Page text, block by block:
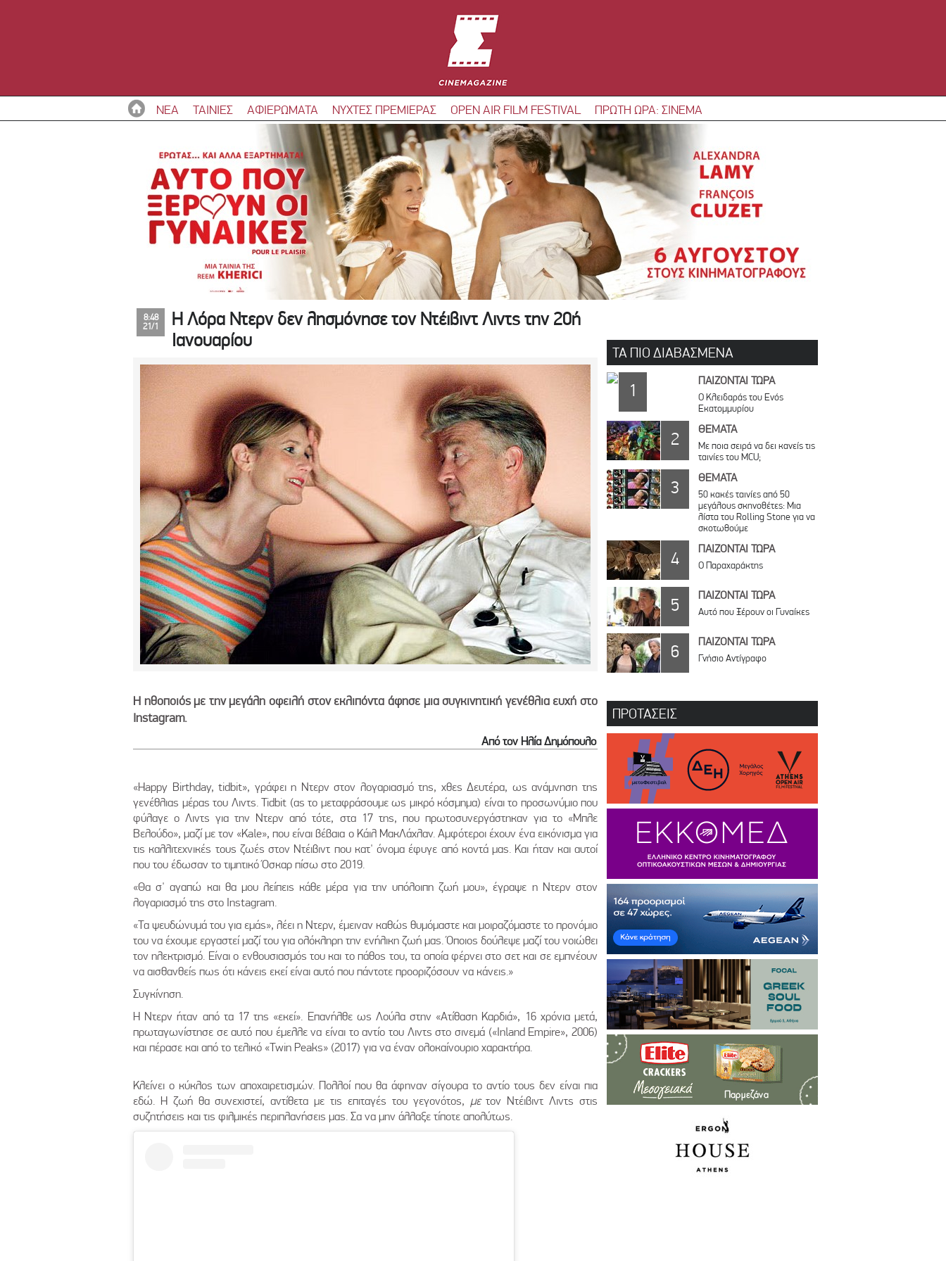
ΝΕΑ ΤΑΙΝΙΕΣ ΑΦΙΕΡΩΜΑΤΑ ΝΥΧΤΕΣ ΠΡΕΜΙΕΡΑΣ OPEN AIR FILM FESTIVAL ΠΡΩΤΗ ΩΡΑ: ΣΙΝΕΜΑ
8:48
21/1
Η Λόρα Ντερν δεν λησμόνησε τον Ντέιβιντ Λιντς την 20ή
Ιανουαρίου
Η ηθοποιός με την μεγάλη οφειλή στον εκλιπόντα άφησε μια συγκινητική γενέθλια ευχή στο
Instagram.
Από τον Ηλία Δημόπουλο
«Happy Birthday, tidbit», γράφει η Ντερν στον λογαριασμό της, χθες Δευτέρα, ως ανάμνηση της
γενέθλιας μέρας του Λιντς. Tidbit (ας το μεταφράσουμε ως μικρό κόσμημα) είναι το προσωνύμιο που
φύλαγε ο Λιντς για την Ντερν από τότε, στα 17 της, που πρωτοσυνεργάστηκαν για το «Μπλε
Βελούδο», μαζί με τον «Kale», που είναι βέβαια ο Κάιλ ΜακΛάχλαν. Αμφότεροι έχουν ένα εικόνισμα για
τις καλλιτεχνικές τους ζωές στον Ντέιβιντ που κατ' όνομα έφυγε από κοντά μας. Και ήταν και αυτοί
που του έδωσαν το τιμητικό Όσκαρ πίσω στο 2019.
«Θα σ' αγαπώ και θα μου λείπεις κάθε μέρα για την υπόλοιπη ζωή μου», έγραψε η Ντερν στον
λογαριασμό της στο Instagram.
«Τα ψευδώνυμά του για εμάς», λέει η Ντερν, έμειναν καθώς θυμόμαστε και μοιραζόμαστε το προνόμιο
του να έχουμε εργαστεί μαζί του για ολόκληρη την ενήλικη ζωή μας. Όποιος δούλεψε μαζί του νοιώθει
τον ηλεκτρισμό. Είναι ο ενθουσιασμός του και το πάθος του, τα οποία φέρνει στο σετ και σε εμπνέουν
να αισθανθείς πως ότι κάνεις εκεί είναι αυτό που πάντοτε προοριζόσουν να κάνεις.»
Συγκίνηση.
Η Ντερν ήταν από τα 17 της «εκεί». Επανήλθε ως Λούλα στην «Ατίθαση Καρδιά», 16 χρόνια μετά,
πρωταγωνίστησε σε αυτό που έμελλε να είναι το αντίο του Λιντς στο σινεμά («Inland Empire», 2006)
και πέρασε και από το τελικό «Twin Peaks» (2017) για να έναν ολοκαίνουριο χαρακτήρα.
Κλείνει ο κύκλος των αποχαιρετισμών. Πολλοί που θα άφηναν σίγουρα το αντίο τους δεν είναι πια
εδώ. Η ζωή θα συνεχιστεί, αντίθετα με τις επιταγές του γεγονότος, μετον Ντέιβιντ Λιντς στις
συζητήσεις και τις φιλμικές περιπλανήσεις μας. Σα να μην άλλαξε τίποτε απολύτως.
ΤΑ ΠΙΟ ΔΙΑΒΑΣΜΕΝΑ
1 ΠΑΙΖΟΝΤΑΙ ΤΩΡΑ
Ο Κλειδαράς του Ενός
Εκατομμυρίου
2 ΘΕΜΑΤΑ
Με ποια σειρά να δει κανείς τις
ταινίες του MCU;
3 ΘΕΜΑΤΑ
50 κακές ταινίες από 50
μεγάλους σκηνοθέτες: Μια
λίστα του Rolling Stone για να
σκοτωθούμε
4 ΠΑΙΖΟΝΤΑΙ ΤΩΡΑ
Ο Παραχαράκτης
5 ΠΑΙΖΟΝΤΑΙ ΤΩΡΑ
Αυτό που Ξέρουν οι Γυναίκες
6 ΠΑΙΖΟΝΤΑΙ ΤΩΡΑ
Γνήσιο Αντίγραφο
ΠΡΟΤΑΣΕΙΣ